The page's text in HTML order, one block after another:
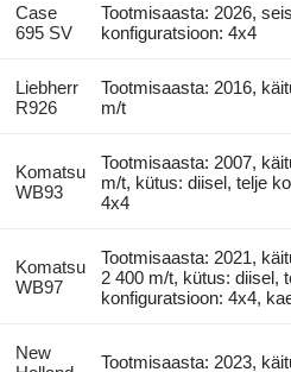
Case
695 SV
Tootmisaasta: 2026,
konfiguratsioon: 4x4
Liebherr
R926
Tootmisaasta: 2016,
m/t
Komatsu
WB93
Tootmisaasta: 2007,
m/t, kütus: diisel, telje
4x4
Komatsu
WB97
Tootmisaasta: 2021,
2 400 m/t, kütus: diisel,
konfiguratsioon: 4x4,
New
Tootmisaasta: 2023,